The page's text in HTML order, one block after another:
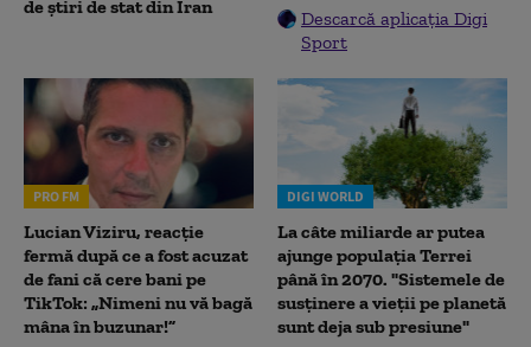
de știri de stat din Iran
Descarcă aplicația Digi
Sport
PRO FM
Lucian Viziru, reacție
fermă după ce a fost acuzat
de fani că cere bani pe
TikTok: „Nimeni nu vă bagă
mâna în buzunar!”
DIGI WORLD
La câte miliarde ar putea
ajunge populația Terrei
până în 2070. "Sistemele de
susținere a vieții pe planetă
sunt deja sub presiune"